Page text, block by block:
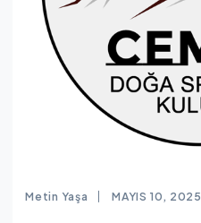
Metin Yaşa MAYIS 10, 2025